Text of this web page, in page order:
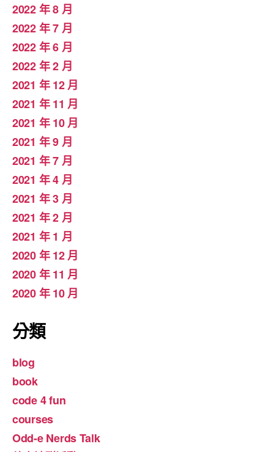
2022 年 8 月
2022 年 7 月
2022 年 6 月
2022 年 2 月
2021 年 12 月
2021 年 11 月
2021 年 10 月
2021 年 9 月
2021 年 7 月
2021 年 4 月
2021 年 3 月
2021 年 2 月
2021 年 1 月
2020 年 12 月
2020 年 11 月
2020 年 10 月
分類
blog
book
code 4 fun
courses
Odd-e Nerds Talk